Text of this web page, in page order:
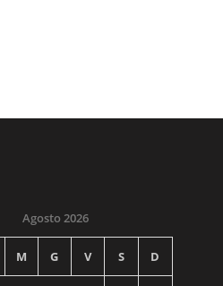
Agosto 2026
M G V S D